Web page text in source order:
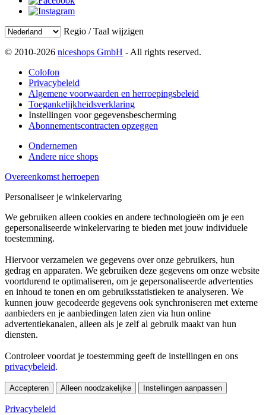
Regio / Taal wijzigen
© 2010-2026 niceshops GmbH - All rights reserved.
Colofon
Privacybeleid
Algemene voorwaarden en herroepingsbeleid
Toegankelijkheidsverklaring
Instellingen voor gegevensbescherming
Abonnementscontracten opzeggen
Ondernemen
Andere nice shops
Overeenkomst herroepen
Personaliseer je winkelervaring
We gebruiken alleen cookies en andere technologieën om je een
gepersonaliseerde winkelervaring te bieden met jouw individuele
toestemming.
Hiervoor verzamelen we gegevens over onze gebruikers, hun
gedrag en apparaten. We gebruiken deze gegevens om onze website
voortdurend te optimaliseren, om je gepersonaliseerde advertenties
en inhoud te tonen en om gebruiksstatistieken te analyseren. We
kunnen jouw gecodeerde gegevens ook synchroniseren met externe
aanbieders en je aanbiedingen laten zien via hun online
advertentiekanalen, alleen als je zelf al gebruik maakt van hun
diensten.
Controleer voordat je toestemming geeft de instellingen en ons
privacybeleid.
Accepteren Alleen noodzakelijke Instellingen aanpassen
Privacybeleid